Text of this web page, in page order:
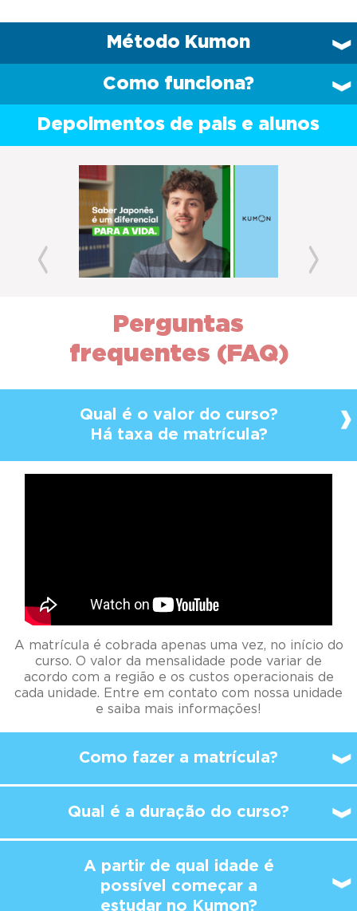
Método Kumon
Como funciona?
Depoimentos de pais e alunos
Previous
Perguntas
frequentes (FAQ)
Qual é o valor do curso?
Há taxa de matrícula?
A matrícula é cobrada apenas uma vez, no início do
curso. O valor da mensalidade pode variar de
acordo com a região e os custos operacionais de
cada unidade. Entre em contato com nossa unidade
e saiba mais informações!
Como fazer a matrícula?
Qual é a duração do curso?
A partir de qual idade é
possível começar a
estudar no Kumon?